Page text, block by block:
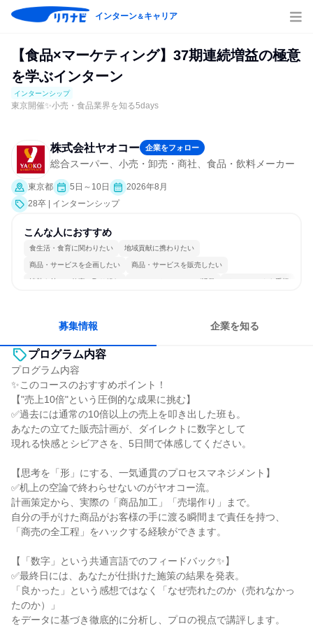
インターン＆キャリア
【食品×マーケティング】37期連続増益の極意
を学ぶインターン
インターンシップ
東京開催✨小売・食品業界を知る5days
株式会社ヤオコー 企業をフォロー
総合スーパー、小売・卸売・商社、食品・飲料メーカー
東京都 5日～10日
2026年8月
28卒 | インターンシップ
こんな人におすすめ
食生活・食育に関わりたい 地域貢献に携わりたい
商品・サービスを企画したい 商品・サービスを販売したい
情熱を持って仕事に取り組む コミュニケーションが活発 チームワークを重視
募集情報 企業を知る
プログラム内容
プログラム内容
✨このコースのおすすめポイント！
【"売上10倍"という圧倒的な成果に挑む】
✅過去には通常の10倍以上の売上を叩き出した班も。
あなたの立てた販売計画が、ダイレクトに数字として
現れる快感とシビアさを、5日間で体感してください。
【思考を「形」にする、一気通貫のプロセスマネジメント】
✅机上の空論で終わらせないのがヤオコー流。
計画策定から、実際の「商品加工」「売場作り」まで。
自分の手がけた商品がお客様の手に渡る瞬間まで責任を持つ、
「商売の全工程」をハックする経験ができます。
【「数字」という共通言語でのフィードバック✨】
✅最終日には、あなたが仕掛けた施策の結果を発表。
「良かった」という感想ではなく「なぜ売れたのか（売れなかっ
たのか）」
をデータに基づき徹底的に分析し、プロの視点で講評します。